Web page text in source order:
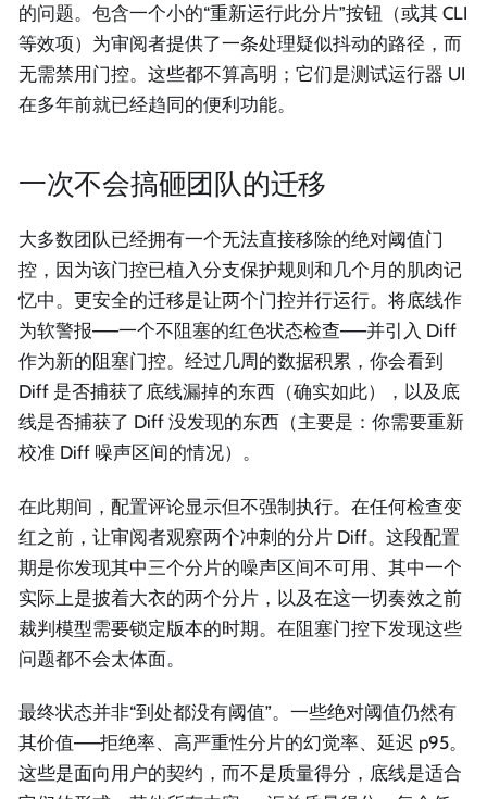
的问题。包含一个小的“重新运行此分片”按钮（或其 CLI
等效项）为审阅者提供了一条处理疑似抖动的路径，而
无需禁用门控。这些都不算高明；它们是测试运行器 UI
在多年前就已经趋同的便利功能。
一次不会搞砸团队的迁移
大多数团队已经拥有一个无法直接移除的绝对阈值门
控，因为该门控已植入分支保护规则和几个月的肌肉记
忆中。更安全的迁移是让两个门控并行运行。将底线作
为软警报——一个不阻塞的红色状态检查——并引入 Diff
作为新的阻塞门控。经过几周的数据积累，你会看到
Diff 是否捕获了底线漏掉的东西（确实如此），以及底
线是否捕获了 Diff 没发现的东西（主要是：你需要重新
校准 Diff 噪声区间的情况）。
在此期间，配置评论显示但不强制执行。在任何检查变
红之前，让审阅者观察两个冲刺的分片 Diff。这段配置
期是你发现其中三个分片的噪声区间不可用、其中一个
实际上是披着大衣的两个分片，以及在这一切奏效之前
裁判模型需要锁定版本的时期。在阻塞门控下发现这些
问题都不会太体面。
最终状态并非“到处都没有阈值”。一些绝对阈值仍然有
其价值——拒绝率、高严重性分片的幻觉率、延迟 p95。
这些是面向用户的契约，而不是质量得分，底线是适合